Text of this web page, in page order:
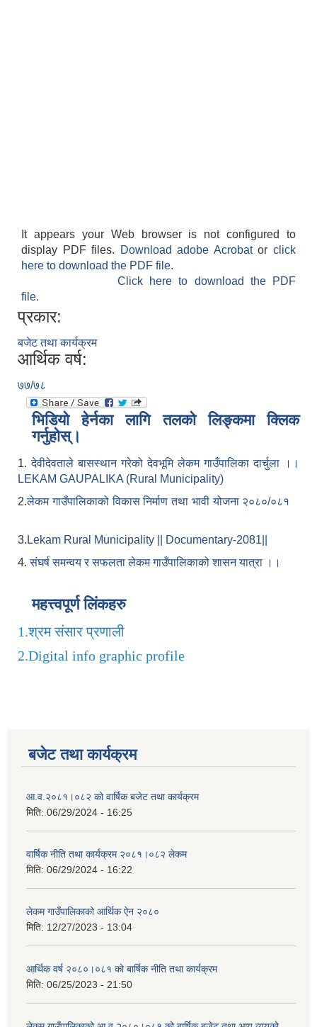
It appears your Web browser is not configured to
display PDF files.
Download adobe Acrobatorclick
here to download the PDF file.
Click here to download the PDF
file.
प्रकार:
बजेट तथा कार्यक्रम
आर्थिक वर्ष:
७७/७८
भिडियो हेर्नका लागि तलको लिङ्कमा क्लिक
गर्नुहोस्।
1.देवीदेवताले बासस्थान गरेको देवभूमि लेकम गाउँपालिका दार्चुला ।।
LEKAM GAUPALIKA (Rural Municipality)
2.लेकम गाउँपालिकाको विकास निर्माण तथा भावी योजना २०८०/०८१
3. Lekam Rural Municipality || Documentary-2081||
4.संघर्ष समन्वय र सफलता लेकम गाउँपालिकाको शासन यात्रा ।।
महत्त्वपूर्ण लिंकहरु
1.श्रम संसार प्रणाली
2.Digital info graphic profile
बजेट तथा कार्यक्रम
आ.व.२०८१।०८२ को वार्षिक बजेट तथा कार्यक्रम
मिति: 06/29/2024 - 16:25
वार्षिक नीति तथा कार्यक्रम २०८१।०८२ लेकम
मिति: 06/29/2024 - 16:22
लेकम गाउँपालिकाको आर्थिक ऐन २०८०
मिति: 12/27/2023 - 13:04
आर्थिक वर्ष २०८०।०८१ को बार्षिक नीति तथा कार्यक्रम
मिति: 06/25/2023 - 21:50